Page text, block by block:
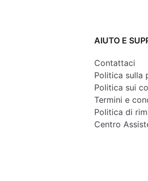
AIUTO E
Contattaci
Politica sulla
Politica sui
Termini e
Politica di
Centro